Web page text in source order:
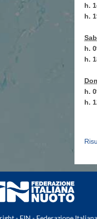
Maschile
2003-2017
h.
h.
h.
h.
h.
h.